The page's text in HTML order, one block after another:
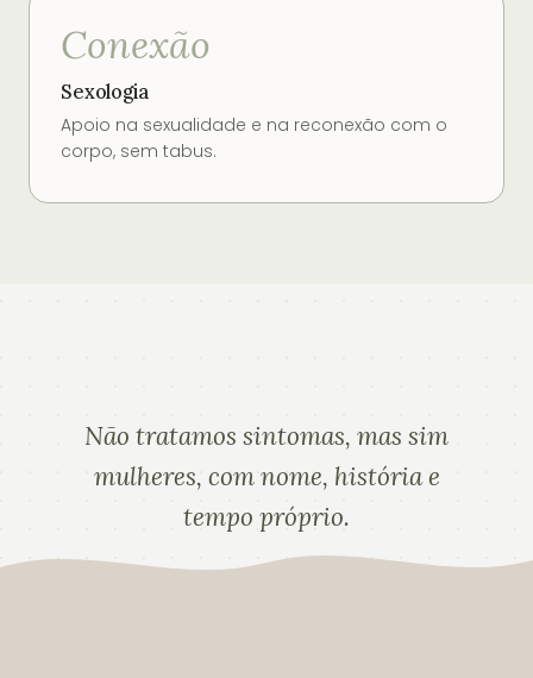
Conexão
Sexologia
Apoio na sexualidade e na reconexão com o
corpo, sem tabus.
Não tratamos sintomas, mas sim
mulheres, com nome, história e
tempo próprio.